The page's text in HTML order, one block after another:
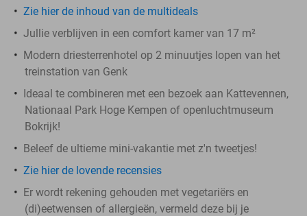
Zie hier de inhoud van de multideals
Jullie verblijven in een comfort kamer van 17 m²
Modern driesterrenhotel op 2 minuutjes lopen van het
treinstation van Genk
Ideaal te combineren met een bezoek aan Kattevennen,
Nationaal Park Hoge Kempen of openluchtmuseum
Bokrijk!
Beleef de ultieme mini-vakantie met z'n tweetjes!
Zie hier de lovende recensies
Er wordt rekening gehouden met vegetariërs en
(di)eetwensen of allergieën, vermeld deze bij je